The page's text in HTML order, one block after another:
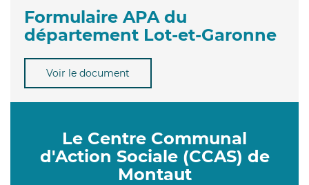
Formulaire APA du
département Lot-et-Garonne
Voir le document
Le Centre Communal
d'Action Sociale (CCAS) de
Montaut